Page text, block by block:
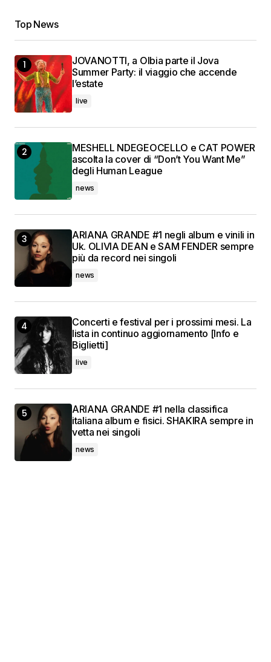
Top News
JOVANOTTI, a Olbia parte il Jova
Summer Party: il viaggio che accende
l’estate
live
MESHELL NDEGEOCELLO e CAT POWER
ascolta la cover di “Don’t You Want Me”
degli Human League
news
ARIANA GRANDE #1 negli album e vinili in
Uk. OLIVIA DEAN e SAM FENDER sempre
più da record nei singoli
news
Concerti e festival per i prossimi mesi. La
lista in continuo aggiornamento [Info e
Biglietti]
live
ARIANA GRANDE #1 nella classifica
italiana album e fisici. SHAKIRA sempre in
vetta nei singoli
news